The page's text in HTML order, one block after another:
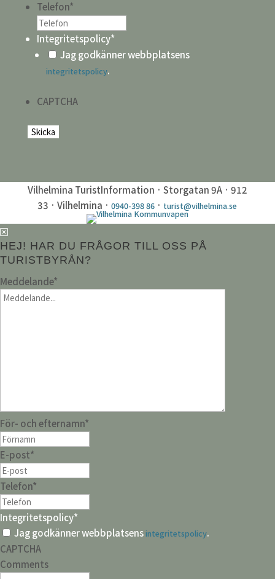
Telefon*
Integritetspolicy*
Jag godkänner webbplatsens
integritetspolicy.
CAPTCHA
Vilhelmina TuristInformation · Storgatan 9A · 912
33 · Vilhelmina ·0940-398 86 · turist@vilhelmina.se
HEJ! HAR DU FRÅGOR TILL OSS PÅ
TURISTBYRÅN?
Meddelande*
För- och efternamn*
E-post*
Telefon*
Integritetspolicy*
Jag godkänner webbplatsensintegritetspolicy.
CAPTCHA
Comments